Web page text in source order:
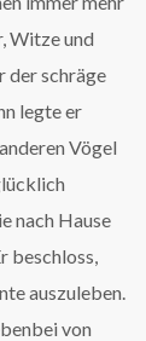
Witze und
der schräge
legte er
Vögel
nach Hause
beschloss,
auszuleben.
von